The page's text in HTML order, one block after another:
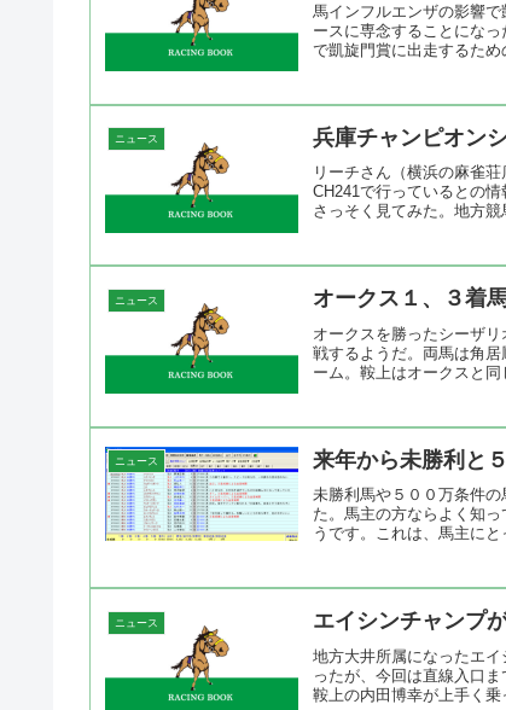
馬インフルエンザの影響
ースに専念することにな
で凱旋門賞に出走するため
ニュース 兵庫チャンピオン
リーチさん（横浜の麻雀
CH241で行っているとの
さっそく見てみた。地方
ニュース オークス１、３着
オークスを勝ったシーザ
戦するようだ。両馬は角
ーム。鞍上はオークスと同
ニュース 来年から未勝利と
未勝利馬や５００万条件
た。馬主の方ならよく知
うです。これは、馬主に
ニュース エイシンチャンプ
地方大井所属になったエ
ったが、今回は直線入口
鞍上の内田博幸が上手く乗